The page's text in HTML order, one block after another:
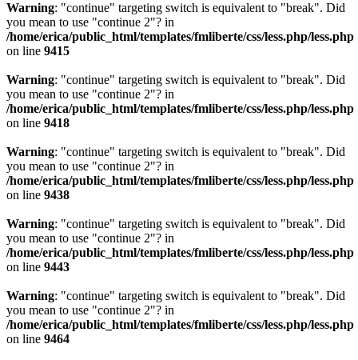
Warning: "continue" targeting switch is equivalent to "break". Did
you mean to use "continue 2"? in
/home/erica/public_html/templates/fmliberte/css/less.php/less.php
on line 9415
Warning: "continue" targeting switch is equivalent to "break". Did
you mean to use "continue 2"? in
/home/erica/public_html/templates/fmliberte/css/less.php/less.php
on line 9418
Warning: "continue" targeting switch is equivalent to "break". Did
you mean to use "continue 2"? in
/home/erica/public_html/templates/fmliberte/css/less.php/less.php
on line 9438
Warning: "continue" targeting switch is equivalent to "break". Did
you mean to use "continue 2"? in
/home/erica/public_html/templates/fmliberte/css/less.php/less.php
on line 9443
Warning: "continue" targeting switch is equivalent to "break". Did
you mean to use "continue 2"? in
/home/erica/public_html/templates/fmliberte/css/less.php/less.php
on line 9464